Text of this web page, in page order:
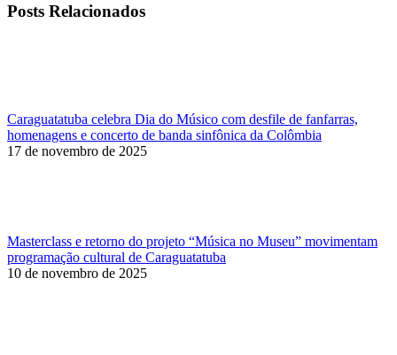
Posts Relacionados
Caraguatatuba celebra Dia do Músico com desfile de fanfarras,
homenagens e concerto de banda sinfônica da Colômbia
17 de novembro de 2025
Masterclass e retorno do projeto “Música no Museu” movimentam
programação cultural de Caraguatatuba
10 de novembro de 2025